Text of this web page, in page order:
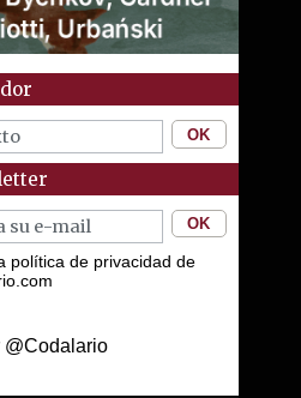
política de privacidad de
@Codalario